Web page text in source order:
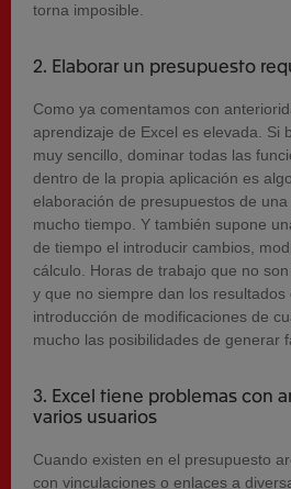
torna imposible.
2. Elaborar un presupuesto
Como ya comentamos con
aprendizaje de Excel es elevada. Si
muy sencillo, dominar todas las
dentro de la propia aplicación es
elaboración de presupuestos de
mucho tiempo. Y también supone
de tiempo el introducir cambios,
cálculo. Horas de trabajo que no
y que no siempre dan los resultados
introducción de modificaciones de
mucho las posibilidades de generar
3. Excel tiene problemas con
varios usuarios
Cuando existen en el presupuesto
con vinculaciones o enlaces a